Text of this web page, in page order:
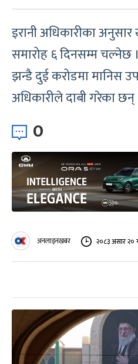
इरानी अधिकारीका अनुसार
समारोह ६ दिनसम्म चल्नेछ
झन्डै दुई करोडमा मानिस
अधिकारीले दाबी गरेका छन्
0
अनलाइनखबर २०८३ असार २०